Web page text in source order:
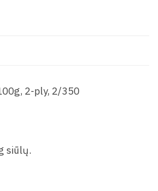
2-ply, 2/350
siūlų.